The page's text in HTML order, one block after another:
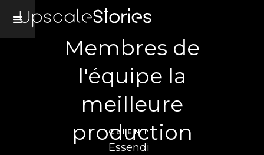
Membres de
l'équipe la
meilleure
production
CLIENT
Essendi